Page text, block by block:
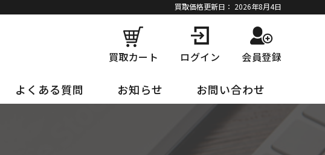
買取価格更新日： 2026年8月4日
買取カート ログイン 会員登録
よくある質問 お知らせ お問い合わせ